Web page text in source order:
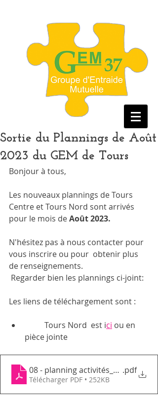
Sortie du Plannings de Août
2023 du GEM de Tours
Bonjour à tous,
Les nouveaux plannings de Tours
Centre et Tours Nord sont arrivés
pour le mois de Août 2023.
N'hésitez pas à nous contacter pour
vous inscrire ou pour  obtenir plus
de renseignements.
Regarder bien les plannings ci-joint:
Les liens de téléchargement sont :
	Tours Nord  est i
ci ou en
pièce jointe
08 - planning activités_août.pdf
Télécharger PDF • 252KB